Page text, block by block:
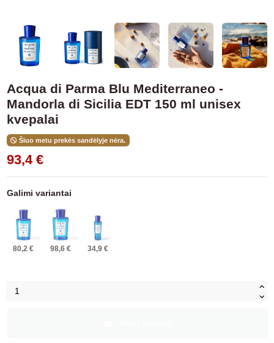
Acqua di Parma Blu Mediterraneo -
Mandorla di Sicilia EDT 150 ml unisex
kvepalai
Šiuo metu prekės sandėlyje nėra.
93,4 €
Galimi variantai
80,2 € 98,6 € 34,9 €